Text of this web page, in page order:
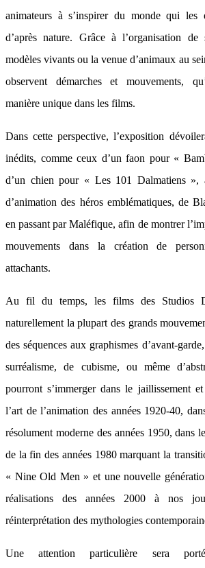
animateurs à s’inspirer du monde qui les
d’après nature. Grâce à l’organisation de
modèles vivants ou la venue d’animaux au
observent démarches et mouvements,
manière unique dans les films.
Dans cette perspective, l’exposition
inédits, comme ceux d’un faon pour «
d’un chien pour « Les 101 Dalmatiens »,
d’animation des héros emblématiques, de
en passant par Maléfique, afin de montrer
mouvements dans la création de
attachants.
Au fil du temps, les films des Studios
naturellement la plupart des grands
des séquences aux graphismes d’avant-
surréalisme, de cubisme, ou même
pourront s’immerger dans le jaillissement
l’art de l’animation des années 1920-40,
résolument moderne des années 1950, dans
de la fin des années 1980 marquant la
« Nine Old Men » et une nouvelle
réalisations des années 2000 à nos
réinterprétation des mythologies
Une attention particulière sera